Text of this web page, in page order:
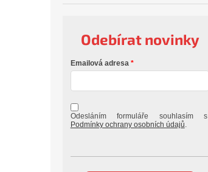
Odebírat novinky
Emailová adresa
Odesláním formuláře souhlasím s
Podmínky ochrany osobních údajů.